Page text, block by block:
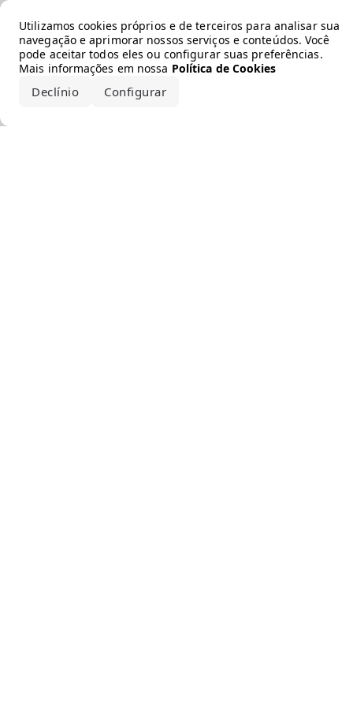
Utilizamos cookies próprios e de terceiros para analisar sua
navegação e aprimorar nossos serviços e conteúdos. Você
pode aceitar todos eles ou configurar suas preferências.
Mais informações em nossa Política de Cookies
Declínio Configurar
Error loading the brand